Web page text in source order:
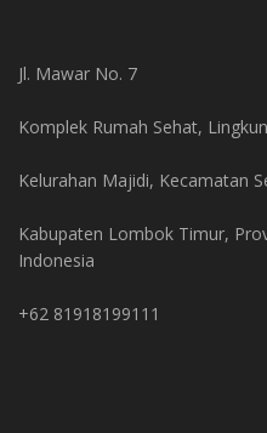
Jl. Mawar No. 7
Komplek Rumah Sehat,
Kelurahan Majidi, Kecamatan
Kabupaten Lombok Timur,
Indonesia
+62 81918199111